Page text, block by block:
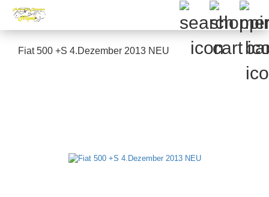
Fiat 500 +S 4.Dezember 2013 NEU